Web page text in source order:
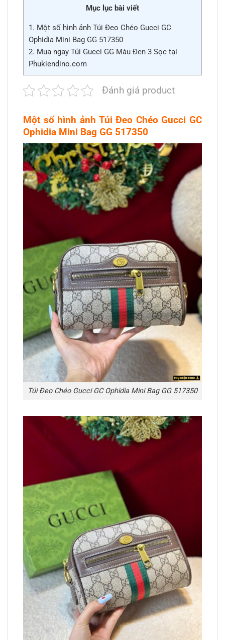
Mục lục bài viết
1. Một số hình ảnh Túi Đeo Chéo Gucci GC
Ophidia Mini Bag GG 517350
2. Mua ngay Túi Gucci GG Màu Đen 3 Sọc tại
Phukiendino.com
Đánh giá product
Một số hình ảnh Túi Đeo Chéo Gucci GC
Ophidia Mini Bag GG 517350
Túi Đeo Chéo Gucci GC Ophidia Mini Bag GG 517350